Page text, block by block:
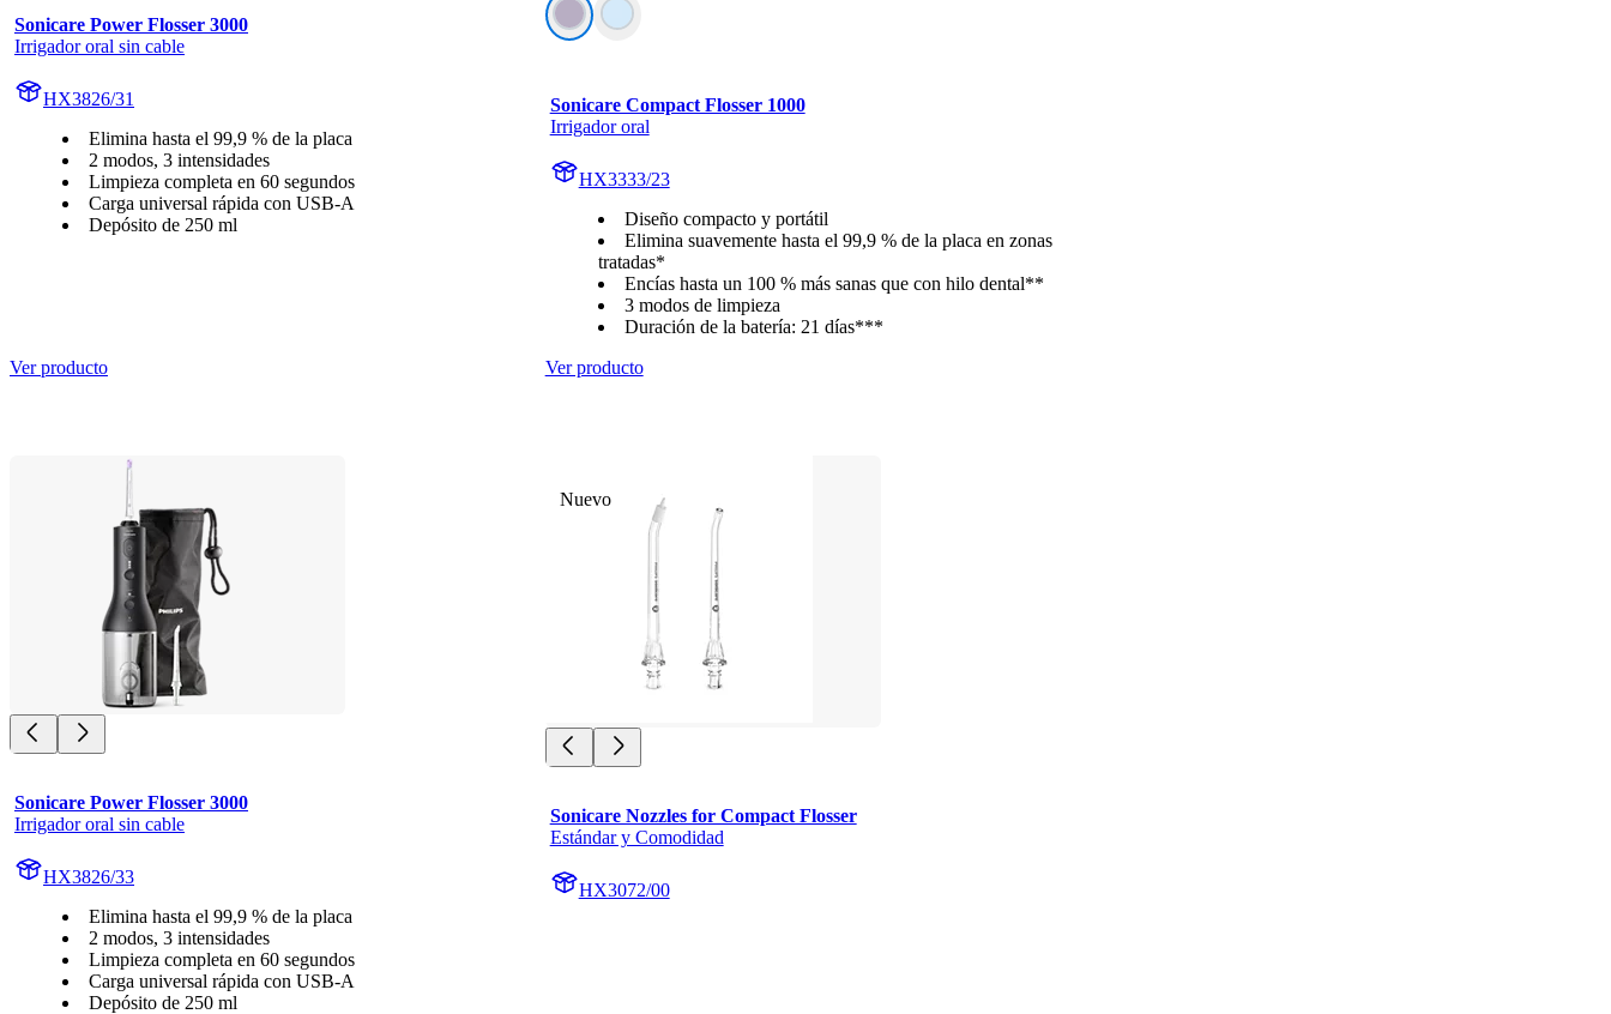
Sonicare Power Flosser 3000
Irrigador oral sin cable
HX3826/31
Elimina hasta el 99,9 % de la placa
2 modos, 3 intensidades
Limpieza completa en 60 segundos
Carga universal rápida con USB-A
Depósito de 250 ml
Ver producto
Sonicare Compact Flosser 1000
Irrigador oral
HX3333/23
Diseño compacto y portátil
Elimina suavemente hasta el 99,9 % de la placa en zonas
tratadas*
Encías hasta un 100 % más sanas que con hilo dental**
3 modos de limpieza
Duración de la batería: 21 días***
Ver producto
Sonicare Power Flosser 3000
Irrigador oral sin cable
HX3826/33
Elimina hasta el 99,9 % de la placa
2 modos, 3 intensidades
Limpieza completa en 60 segundos
Carga universal rápida con USB-A
Depósito de 250 ml
Nuevo
Sonicare Nozzles for Compact Flosser
Estándar y Comodidad
HX3072/00